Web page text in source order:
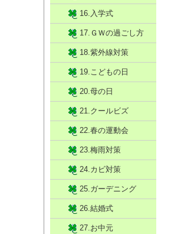
16.入学式
17.ＧＷの過ごし方
18.紫外線対策
19.こどもの日
20.母の日
21.クールビズ
22.春の運動会
23.梅雨対策
24.カビ対策
25.ガーデニング
26.結婚式
27.お中元